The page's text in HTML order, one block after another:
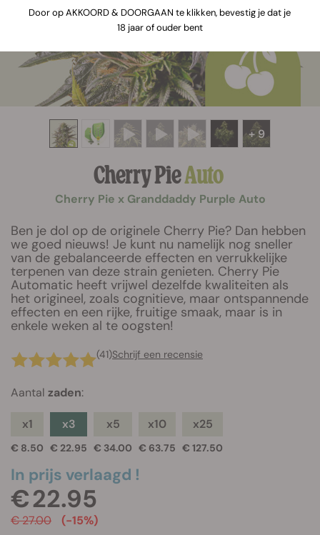
+ 9
Cherry PieAuto
Cherry Pie x Granddaddy Purple Auto
Ben je dol op de originele Cherry Pie? Dan hebben
we goed nieuws! Je kunt nu namelijk nog sneller
van de gebalanceerde effecten en verrukkelijke
terpenen van deze strain genieten. Cherry Pie
Automatic heeft vrijwel dezelfde kwaliteiten als
het origineel, zoals cognitieve, maar ontspannende
effecten en een rijke, fruitige smaak, maar is in
enkele weken al te oogsten!
(41)Schrijf een recensie
Aantal zaden:
x1
€ 8.50
x3
€ 22.95
x5
€ 34.00
x10
€ 63.75
x25
€ 127.50
In prijs verlaagd !
€ 22.95
€ 27.00 (-15%)
Door op AKKOORD & DOORGAAN te klikken, bevestig je dat je
18 jaar of ouder bent